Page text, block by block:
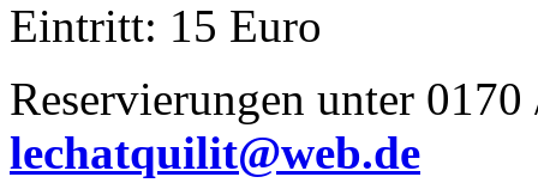
Eintritt: 15 Euro
Reservierungen unter
lechatquilit@web.de